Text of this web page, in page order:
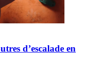
d’escalade en